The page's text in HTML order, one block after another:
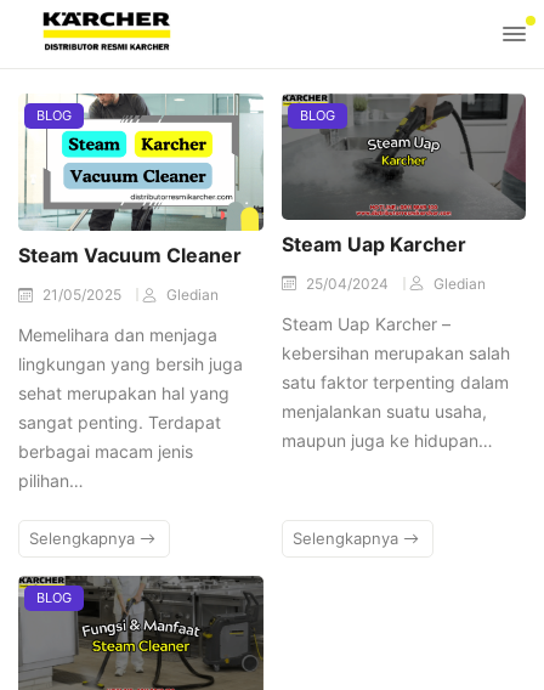
BLOG
Steam Vacuum Cleaner
21/05/2025 Gledian
Memelihara dan menjaga
lingkungan yang bersih juga
sehat merupakan hal yang
sangat penting. Terdapat
berbagai macam jenis
pilihan…
Selengkapnya
BLOG
Steam Uap Karcher
25/04/2024 Gledian
Steam Uap Karcher –
kebersihan merupakan salah
satu faktor terpenting dalam
menjalankan suatu usaha,
maupun juga ke hidupan…
Selengkapnya
BLOG